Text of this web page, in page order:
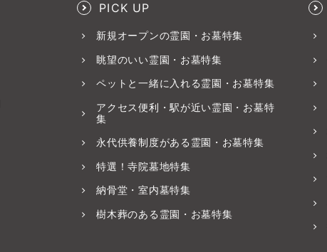
PICK UP
新規オープンの霊園・お墓特集
眺望のいい霊園・お墓特集
ペットと一緒に入れる霊園・お墓特集
アクセス便利・駅が近い霊園・お墓特
集
永代供養制度がある霊園・お墓特集
特選！寺院墓地特集
納骨堂・室内墓特集
樹木葬のある霊園・お墓特集